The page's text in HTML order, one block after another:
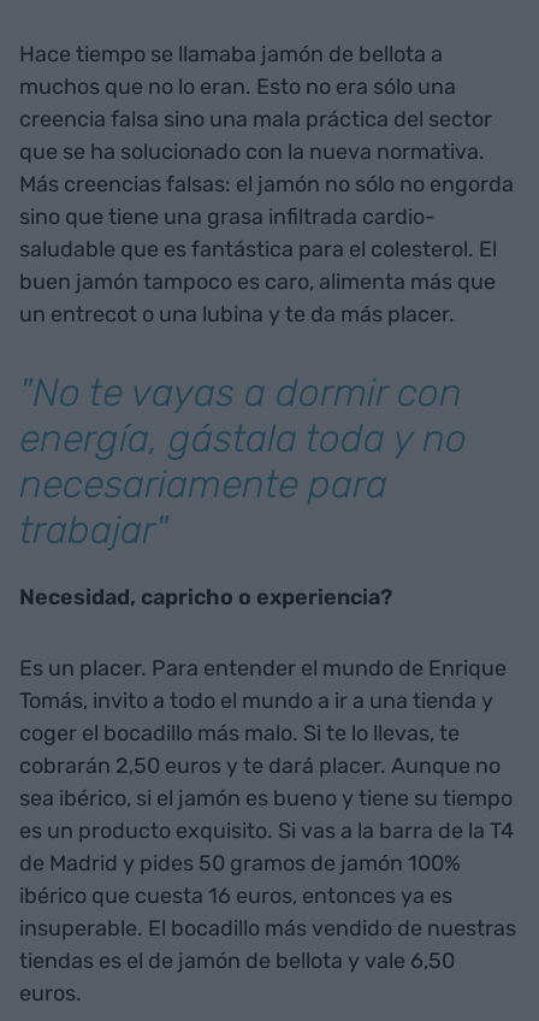
Hace tiempo se llamaba jamón de bellota a
muchos que no lo eran. Esto no era sólo una
creencia falsa sino una mala práctica del sector
que se ha solucionado con la nueva normativa.
Más creencias falsas: el jamón no sólo no engorda
sino que tiene una grasa infiltrada cardio-
saludable que es fantástica para el colesterol. El
buen jamón tampoco es caro, alimenta más que
un entrecot o una lubina y te da más placer.
"No te vayas a dormir con
energía, gástala toda y no
necesariamente para
trabajar"
Necesidad, capricho o experiencia?
Es un placer. Para entender el mundo de Enrique
Tomás, invito a todo el mundo a ir a una tienda y
coger el bocadillo más malo. Si te lo llevas, te
cobrarán 2,50 euros y te dará placer. Aunque no
sea ibérico, si el jamón es bueno y tiene su tiempo
es un producto exquisito. Si vas a la barra de la T4
de Madrid y pides 50 gramos de jamón 100%
ibérico que cuesta 16 euros, entonces ya es
insuperable. El bocadillo más vendido de nuestras
tiendas es el de jamón de bellota y vale 6,50
euros.